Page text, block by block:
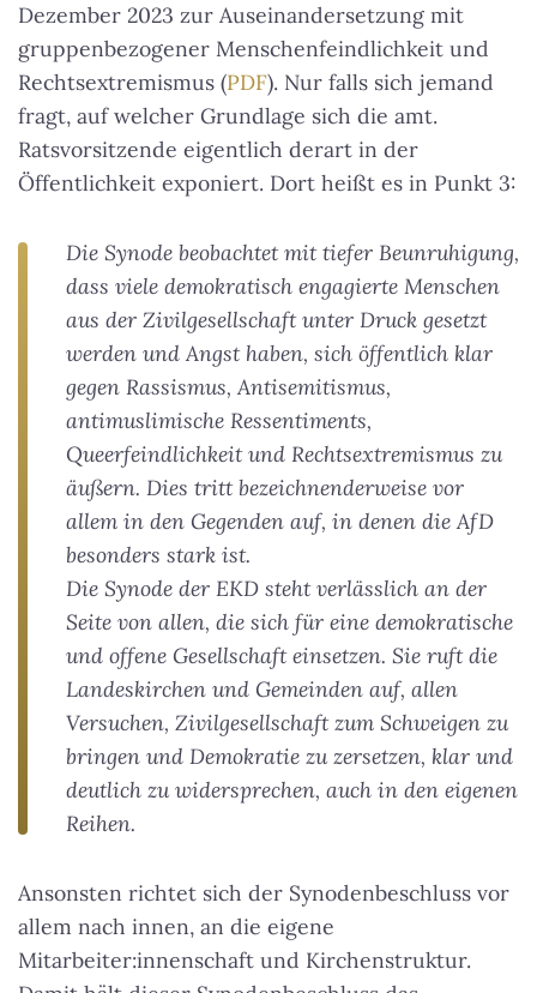
Dezember 2023 zur Auseinandersetzung mit
gruppenbezogener Menschenfeindlichkeit und
Rechtsextremismus (PDF). Nur falls sich jemand
fragt, auf welcher Grundlage sich die amt.
Ratsvorsitzende eigentlich derart in der
Öffentlichkeit exponiert. Dort heißt es in Punkt 3:
Die Synode beobachtet mit tiefer Beunruhigung,
dass viele demokratisch engagierte Menschen
aus der Zivilgesellschaft unter Druck gesetzt
werden und Angst haben, sich öffentlich klar
gegen Rassismus, Antisemitismus,
antimuslimische Ressentiments,
Queerfeindlichkeit und Rechtsextremismus zu
äußern. Dies tritt bezeichnenderweise vor
allem in den Gegenden auf, in denen die AfD
besonders stark ist.
Die Synode der EKD steht verlässlich an der
Seite von allen, die sich für eine demokratische
und offene Gesellschaft einsetzen. Sie ruft die
Landeskirchen und Gemeinden auf, allen
Versuchen, Zivilgesellschaft zum Schweigen zu
bringen und Demokratie zu zersetzen, klar und
deutlich zu widersprechen, auch in den eigenen
Reihen.
Ansonsten richtet sich der Synodenbeschluss vor
allem nach innen, an die eigene
Mitarbeiter:innenschaft und Kirchenstruktur.